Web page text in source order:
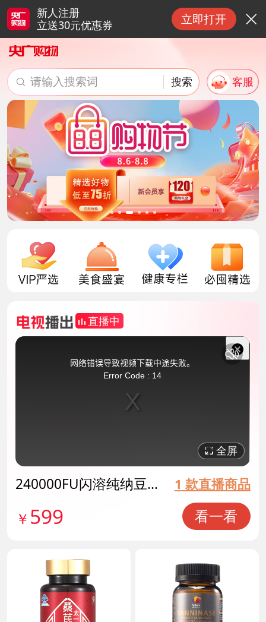
新人注册
立送30元优惠券
立即打开 
 请输入搜索词 搜索 搜索 客服
直播中
This
is
网络错误导致视频下载中途失败。
Error Code : 14
关
全屏
240000FU闪溶纯纳豆
1 款直播商品
￥ 599 看一看